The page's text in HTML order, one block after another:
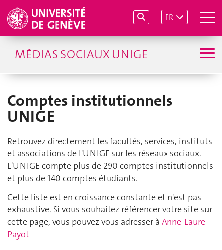
FR
MÉDIAS SOCIAUX UNIGE
Comptes institutionnels
UNIGE
Retrouvez directement les facultés, services, instituts
et associations de l'UNIGE sur les réseaux sociaux.
L'UNIGE compte plus de 290 comptes institutionnels
et plus de 140 comptes étudiants.
Cette liste est en croissance constante et n'est pas
exhaustive. Si vous souhaitez référencer votre site sur
cette page, vous pouvez vous adresser à Anne-Laure
Payot